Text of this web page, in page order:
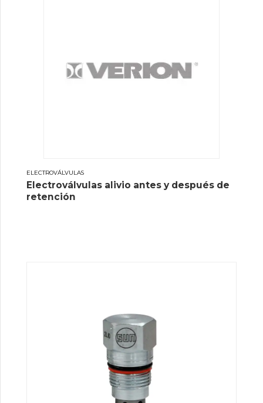
ELECTROVÁLVULAS
Electroválvulas alivio antes y después de
retención